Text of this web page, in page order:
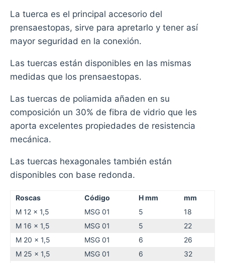
La tuerca es el principal accesorio del
prensaestopas, sirve para apretarlo y tener así
mayor seguridad en la conexión.
Las tuercas están disponibles en las mismas
medidas que los prensaestopas.
Las tuercas de poliamida añaden en su
composición un 30% de fibra de vidrio que les
aporta excelentes propiedades de resistencia
mecánica.
Las tuercas hexagonales también están
disponibles con base redonda.
Roscas Código H mm
mm
M 12 x 1,5
MSG 01 5
18
M 16 x 1,5
MSG 01 5
22
M 20 x 1,5
MSG 01 6
26
M 25 x 1,5
MSG 01 6
32